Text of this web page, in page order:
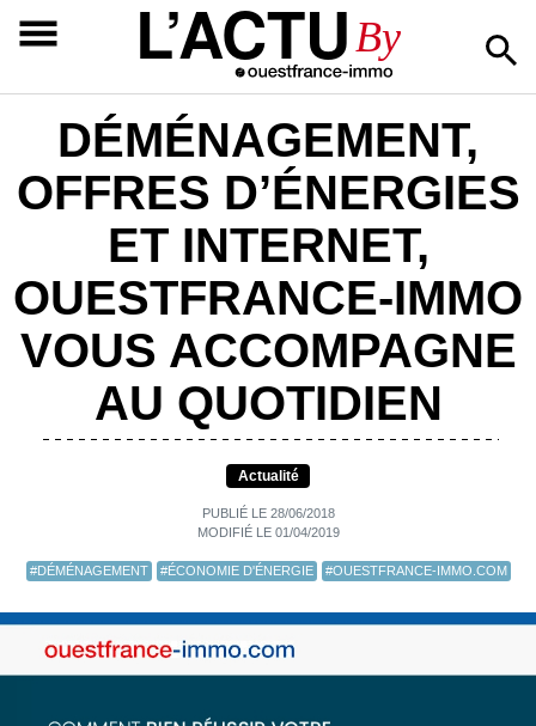
L’ACTUBy
DÉMÉNAGEMENT,
OFFRES D’ÉNERGIES
ET INTERNET,
OUESTFRANCE-IMMO
VOUS ACCOMPAGNE
AU QUOTIDIEN
Actualité
PUBLIÉ LE 28/06/2018
MODIFIÉ LE 01/04/2019
#DÉMÉNAGEMENT #ÉCONOMIE D'ÉNERGIE #OUESTFRANCE-IMMO.COM